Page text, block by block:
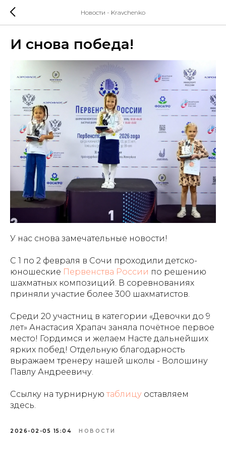
Новости - Kravchenko
И снова победа!
У нас снова замечательные новости!
С 1 по 2 февраля в Сочи проходили детско-
юношеские Первенства России по решению
шахматных композиций. В соревнованиях
приняли участие более 300 шахматистов.
Среди 20 участниц в категории «Девочки до 9
лет» Анастасия Храпач заняла почётное первое
место! Гордимся и желаем Насте дальнейших
ярких побед! Отдельную благодарность
выражаем тренеру нашей школы - Волошину
Павлу Андреевичу.
Ссылку на турнирную таблицу оставляем
здесь.
2026-02-05 15:04 НОВОСТИ